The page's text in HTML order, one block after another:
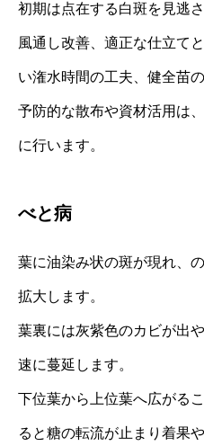
初期は点在する白斑を見逃
風通し改善、適正な仕立て
い潅水時間の工夫、健全苗
予防的な散布や資材活用は
に行います。
べと病
葉に油染み状の斑が現れ、
拡大します。
葉裏には灰紫色のカビが出
速に蔓延します。
下位葉から上位葉へ広がる
ると糖の転流が止まり着果